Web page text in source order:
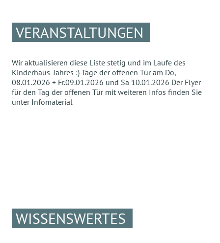
VERANSTALTUNGEN
Wir aktualisieren diese Liste stetig und im Laufe des
Kinderhaus-Jahres :) Tage der offenen Tür am Do,
08.01.2026 + Fr.09.01.2026 und Sa 10.01.2026 Der Flyer
für den Tag der offenen Tür mit weiteren Infos finden Sie
unter Infomaterial
WISSENSWERTES